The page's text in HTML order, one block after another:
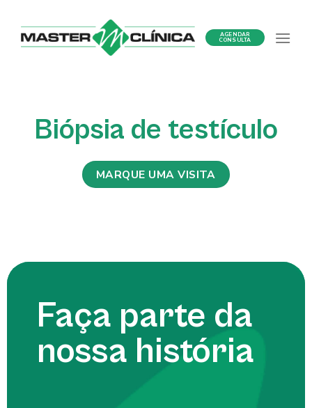
AGENDAR
CONSULTA
Biópsia de testículo
MARQUE UMA VISITA
Faça parte da
nossa história